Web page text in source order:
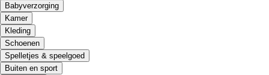
Babyverzorging
Kamer
Kleding
Schoenen
Spelletjes & speelgoed
Buiten en sport